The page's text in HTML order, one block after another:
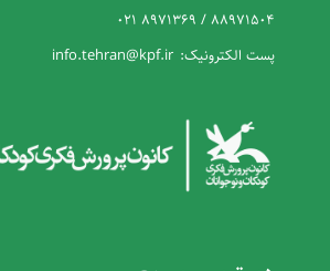
88971504 / 8971369 021
پست الکترونیک: info.tehran@kpf.ir